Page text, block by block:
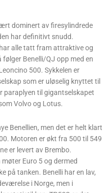
dominert av firesylindrede
har definitivt snudd.
alle tatt fram attraktive og
følger Benelli/QJ opp med en
500. Sykkelen er
som er uløselig knyttet til
paraplyen til gigantselskapet
Volvo og Lotus.
Benellien, men det er helt klart
Motoren er økt fra 500 til 549
er levert av Brembo.
Euro 5 og dermed
på tanken. Benelli har en lav,
i Norge, men i